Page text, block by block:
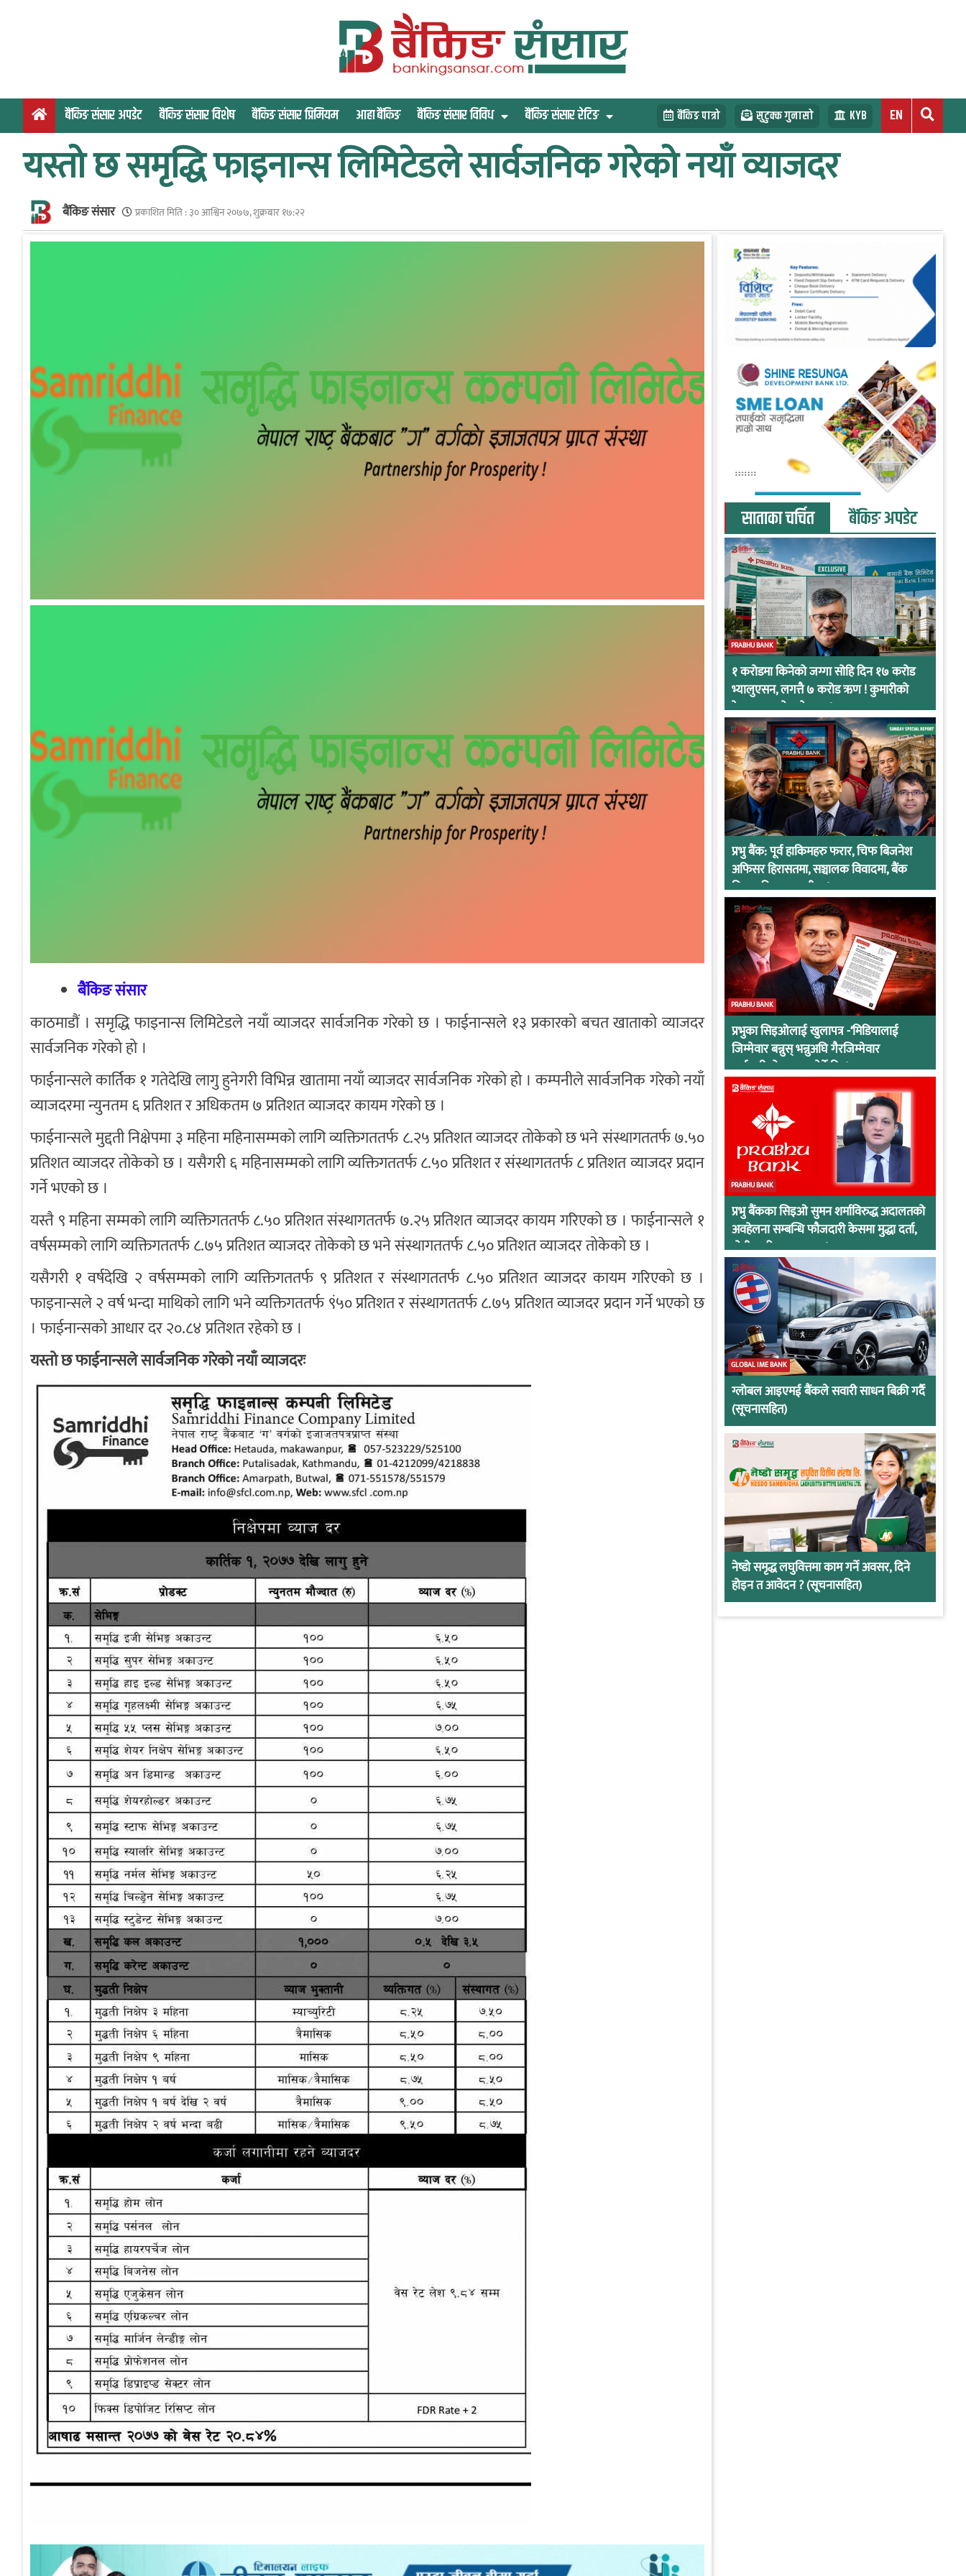
o
बैंकिङ संसार अपडेट बैंकिङ संसार विशेष बैंकिङ संसार प्रिमियम आहा बैंकिङ बैंकिङ संसार विविध बैंकिङ संसार रेटिङ बैंकिङ पात्रो सुटुक्क गुनासो KYB EN
यस्तो छ समृद्धि फाइनान्स लिमिटेडले सार्वजनिक गरेको नयाँ व्याजदर
बैंकिङ संसार प्रकाशित मिति :३० आश्विन २०७७, शुक्रबार १७:२२
बैंकिङ संसार
काठमाडौं । समृद्धि फाइनान्स लिमिटेडले नयाँ व्याजदर सार्वजनिक गरेको छ । फाईनान्सले १३ प्रकारको बचत खाताको व्याजदर
सार्वजनिक गरेको हो ।
फाईनान्सले कार्तिक १ गतेदेखि लागु हुनेगरी विभिन्न खातामा नयाँ व्याजदर सार्वजनिक गरेको हो । कम्पनीले सार्वजनिक गरेको नयाँ
व्याजदरमा न्युनतम ६ प्रतिशत र अधिकतम ७ प्रतिशत व्याजदर कायम गरेको छ ।
फाईनान्सले मुद्दती निक्षेपमा ३ महिना महिनासम्मको लागि व्यक्तिगततर्फ ८.२५ प्रतिशत व्याजदर तोकेको छ भने संस्थागततर्फ ७.५०
प्रतिशत व्याजदर तोकेको छ । यसैगरी ६ महिनासम्मको लागि व्यक्तिगततर्फ ८.५० प्रतिशत र संस्थागततर्फ ८ प्रतिशत व्याजदर प्रदान
गर्ने भएको छ ।
यस्तै ९ महिना सम्मको लागि व्यक्तिगततर्फ ८.५० प्रतिशत संस्थागततर्फ ७.२५ प्रतिशत व्याजदर कायम गरिएको छ । फाईनान्सले १
वर्षसम्मको लागि व्यक्तिगततर्फ ८.७५ प्रतिशत व्याजदर तोकेको छ भने संस्थागततर्फ ८.५० प्रतिशत व्याजदर तोकेको छ ।
यसैगरी १ वर्षदेखि २ वर्षसम्मको लागि व्यक्तिगततर्फ ९ प्रतिशत र संस्थागततर्फ ८.५० प्रतिशत व्याजदर कायम गरिएको छ ।
फाइनान्सले २ वर्ष भन्दा माथिको लागि भने व्यक्तिगततर्फ ९ं५० प्रतिशत र संस्थागततर्फ ८.७५ प्रतिशत व्याजदर प्रदान गर्ने भएको छ
। फाईनान्सको आधार दर २०.८४ प्रतिशत रहेको छ ।
यस्तो छ फाईनान्सले सार्वजनिक गरेको नयाँ व्याजदरः
साताका चर्चित बैंकिङ अपडेट
PRABHU BANK
१ करोडमा किनेको जग्गा सोहि दिन १७ करोड
भ्यालुएसन, लगत्तै ७ करोड ऋण ! कुमारीको
केसमा प्रभुको कनेक्सन !
प्रभु बैंक: पूर्व हाकिमहरु फरार, चिफ बिजनेश
अफिसर हिरासतमा, सञ्चालक विवादमा, बैंक
नियामकीय कारवाहीमा !
PRABHU BANK
प्रभुका सिइओलाई खुलापत्र -‘मिडियालाई
जिम्मेवार बन्नुस् भन्नुअघि गैरजिम्मेवार
कर्मचारीको व्यवहार हेर्ने कि !
PRABHU BANK
प्रभु बैंकका सिइओ सुमन शर्माविरुद्ध अदालतको
अवहेलना सम्बन्धि फौजदारी केसमा मुद्धा दर्ता,
दोषी ठहरिए जान्छ पद !
GLOBAL IME BANK
ग्लोबल आइएमई बैंकले सवारी साधन बिक्री गर्दै
(सूचनासहित)
नेष्डो समृद्ध लघुवित्तमा काम गर्ने अवसर, दिने
होइन त आवेदन ? (सूचनासहित)